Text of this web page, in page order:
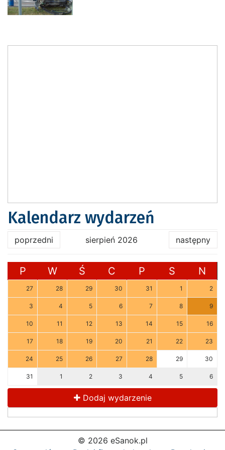
Kalendarz wydarzeń
poprzedni sierpień 2026 następny
P W Ś C P S N
27 28 29 30 31 1 2
3 4 5 6 7 8 9
10 11 12 13 14 15 16
17 18 19 20 21 22 23
24 25 26 27 28 29 30
31 1 2 3 4 5 6
Dodaj wydarzenie
© 2026 eSanok.pl